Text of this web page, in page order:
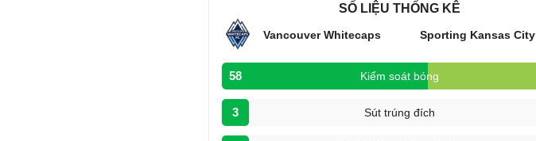
SỐ LIỆU THỐNG KÊ
Vancouver Whitecaps Sporting Kansas City
58 Kiểm soát bóng
3 Sút trúng đích